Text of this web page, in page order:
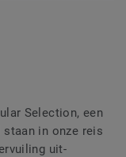
Selection, een
in onze reis
uit-